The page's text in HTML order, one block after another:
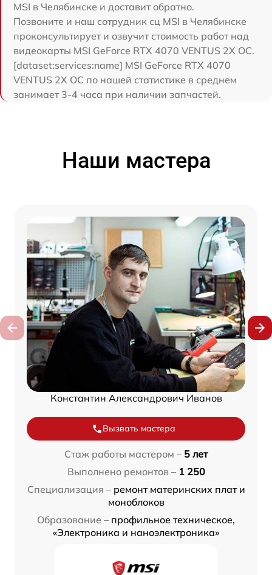
MSI в Челябинске и доставит обратно.
Позвоните и наш сотрудник сц MSI в Челябинске
проконсультирует и озвучит стоимость работ над
видеокарты MSI GeForce RTX 4070 VENTUS 2X OC.
[dataset:services:name] MSI GeForce RTX 4070
VENTUS 2X OC по нашей статистике в среднем
занимает 3-4 часа при наличии запчастей.
Наши мастера
Константин Александрович Иванов
Вызвать мастера
Стаж работы мастером – 5 лет
Выполнено ремонтов – 1 250
Специализация – ремонт материнских плат и
моноблоков
Образование – профильное техническое,
«Электроника и наноэлектроника»